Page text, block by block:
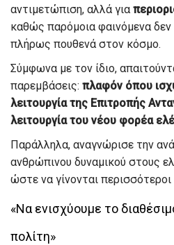
αντιμετώπιση, αλλά για
καθώς παρόμοια φαινόμενα δεν
πλήρως πουθενά στον κόσμο.
Σύμφωνα με τον ίδιο,
παρεμβάσεις: πλαφόν όπου
λειτουργία της Επιτροπής
λειτουργία του νέου φορέα
Παράλληλα, αναγνώρισε την
ανθρώπινου δυναμικού στους
ώστε να γίνονται περισσότεροι
«Να ενισχύουμε το
πολίτη»